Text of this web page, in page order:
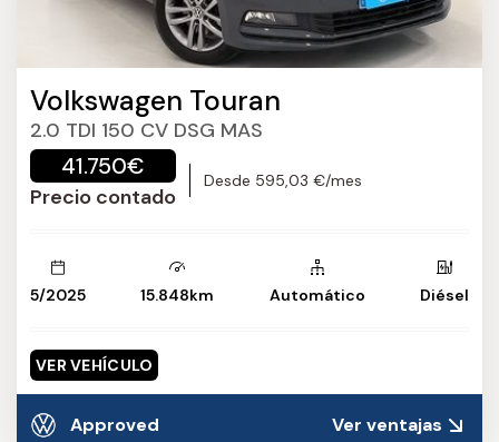
Volkswagen Touran
2.0 TDI 150 CV DSG MAS
41.750€
Precio contado
Desde 595,03 €/mes
5/2025 15.848km Automático Diésel
VER VEHÍCULO
Approved Ver ventajas